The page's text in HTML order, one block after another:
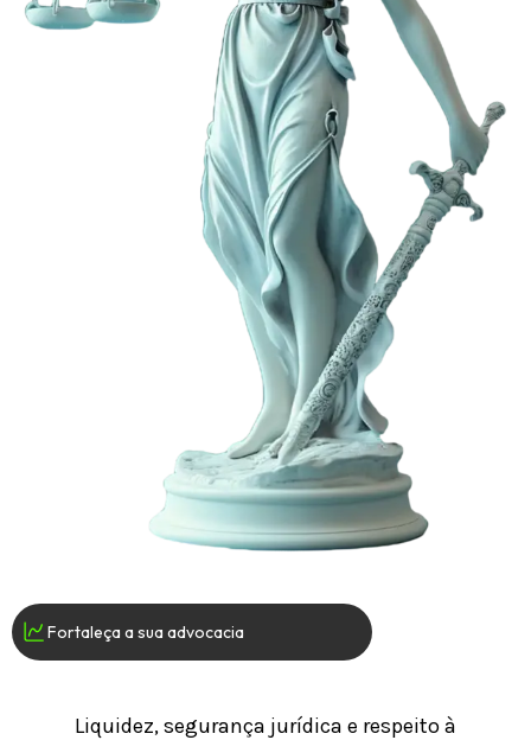
Fortaleça a sua advocacia
Liquidez, segurança jurídica e respeito à